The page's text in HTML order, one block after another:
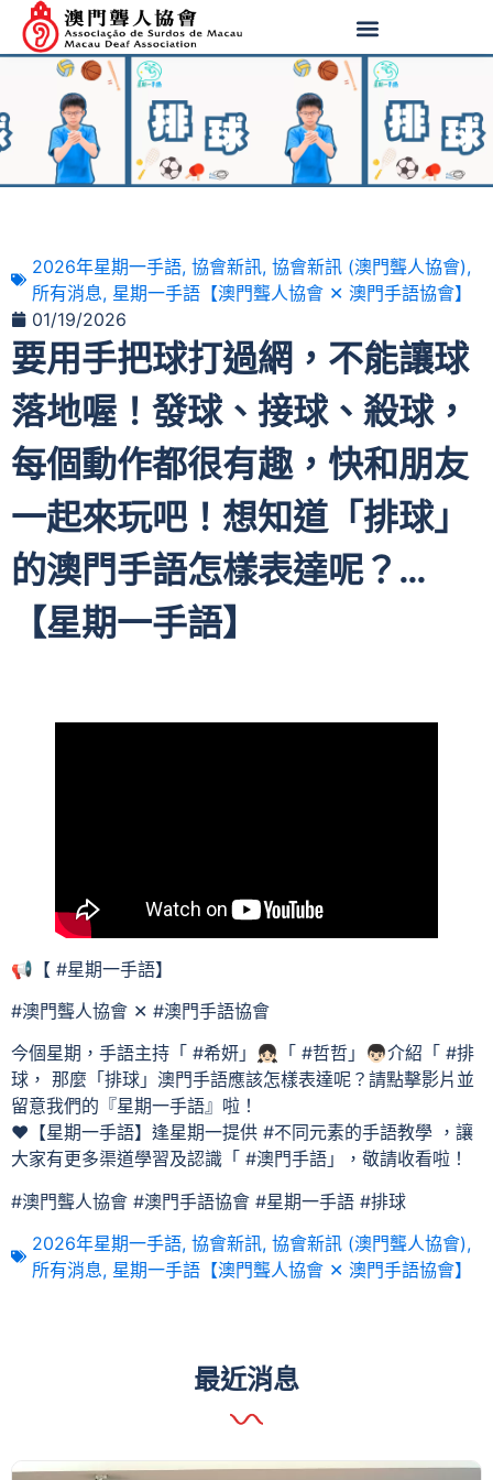
2026年星期一手語, 協會新訊, 協會新訊 (澳門聾人協會),
所有消息, 星期一手語【澳門聾人協會 ✕ 澳門手語協會】
01/19/2026
要用手把球打過網，不能讓球
落地喔！發球、接球、殺球，
每個動作都很有趣，快和朋友
一起來玩吧！想知道「排球」
的澳門手語怎樣表達呢？…
【星期一手語】
📢【 #星期一手語】
#澳門聾人協會 ✕ #澳門手語協會
今個星期，手語主持「 #希妍」👧🏻「 #哲哲」👦🏻介紹「 #排
球， 那麼「排球」澳門手語應該怎樣表達呢？請點擊影片並
留意我們的『星期一手語』啦！
❤【星期一手語】逢星期一提供 #不同元素的手語教學 ，讓
大家有更多渠道學習及認識「 #澳門手語」，敬請收看啦！
#澳門聾人協會 #澳門手語協會 #星期一手語 #排球
2026年星期一手語, 協會新訊, 協會新訊 (澳門聾人協會),
所有消息, 星期一手語【澳門聾人協會 ✕ 澳門手語協會】
最近消息